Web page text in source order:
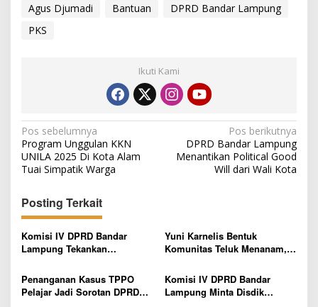
Agus Djumadi Bantuan
DPRD Bandar Lampung
PKS
Ikuti Kami
N
a
v
i
g
a
s
i
p
Pos sebelumnya
Program Unggulan KKN
UNILA 2025 Di Kota Alam
Tuai Simpatik Warga
Pos berikutnya
DPRD Bandar Lampung
Menantikan Political Good
Will dari Wali Kota
Posting Terkait
Komisi IV DPRD Bandar
Lampung Tekankan
Sekolah Dasar
Yuni Karnelis Bentuk
Komunitas Teluk Menanam,
Budaya Tanam
Penanganan Kasus TPPO
Pelajar Jadi Sorotan DPRD
Komisi IV DPRD Bandar
Lampung Minta Disdik